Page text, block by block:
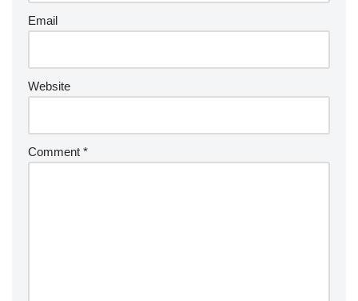
Email
Website
Comment *